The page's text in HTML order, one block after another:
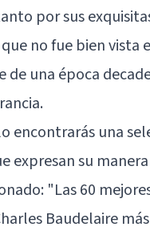
por sus
no fue bien vista
de una época
encontrarás una
expresan su
"Las 60
Baudelaire